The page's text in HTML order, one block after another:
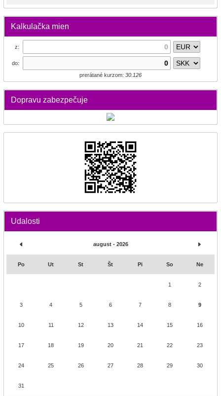
Kalkulačka mien
z:
do:
prerátané kurzom: 30.126
Dopravu zabezpečuje
Udalosti
august - 2026
Po Ut St Št Pi So Ne
1 2
3 4 5 6 7 8 9
10 11 12 13 14 15 16
17 18 19 20 21 22 23
24 25 26 27 28 29 30
31